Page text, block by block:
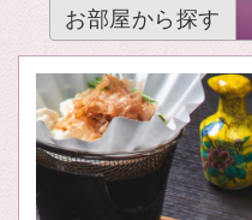
お部屋から探す